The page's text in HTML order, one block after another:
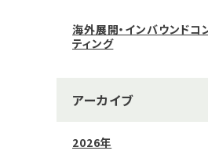
海外展開・インバウンドコ
ティング
アーカイブ
2026年